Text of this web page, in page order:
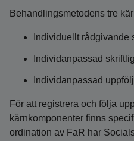
Behandlingsmetodens tre
Individuellt rådgivande
Individanpassad
Individanpassad
För att registrera och följa
kärnkomponenter finns
ordination av FaR har